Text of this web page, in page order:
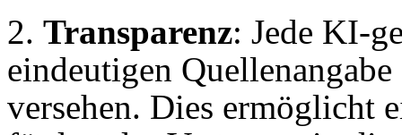
2. Transparenz: Jede KI-
eindeutigen
versehen. Dies ermöglicht